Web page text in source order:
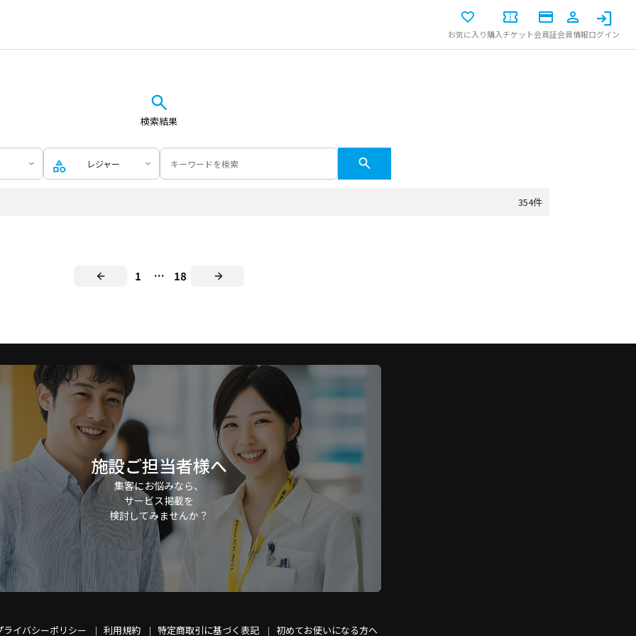
お気に入り購入チケット会員証会員情報ログイン
検索結果
レジャー
354件
1 … 18
施設ご担当者様へ
集客にお悩みなら、
サービス掲載を
検討してみませんか？
ライバシーポリシー 利用規約 特定商取引に基づく表記 初めてお使いになる方へ